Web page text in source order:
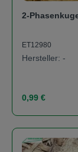
ET12980
Hersteller: -
Regulärer Preis:
0,99 €